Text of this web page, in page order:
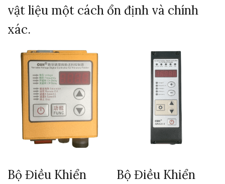
vậtliệu một cách ổn định và chính
xác.
Bộ Điều Khiển
Bộ Điều Khiển